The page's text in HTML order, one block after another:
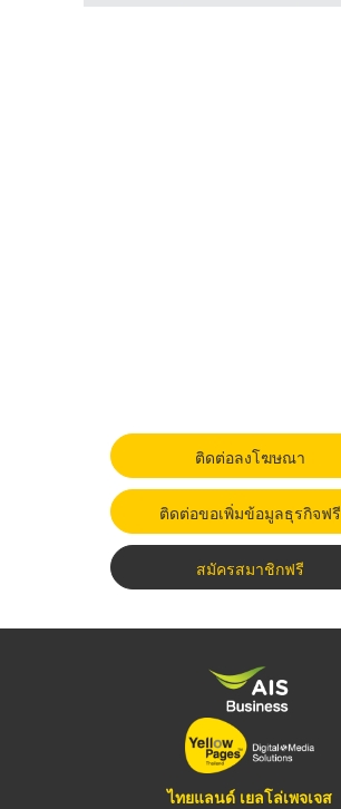
ติดต่อลงโฆษณา
ติดต่อขอเพิ่มข้อมูลธุรกิจฟรี
สมัครสมาชิกฟรี
ไทยแลนด์ เยลโล่เพจเจส